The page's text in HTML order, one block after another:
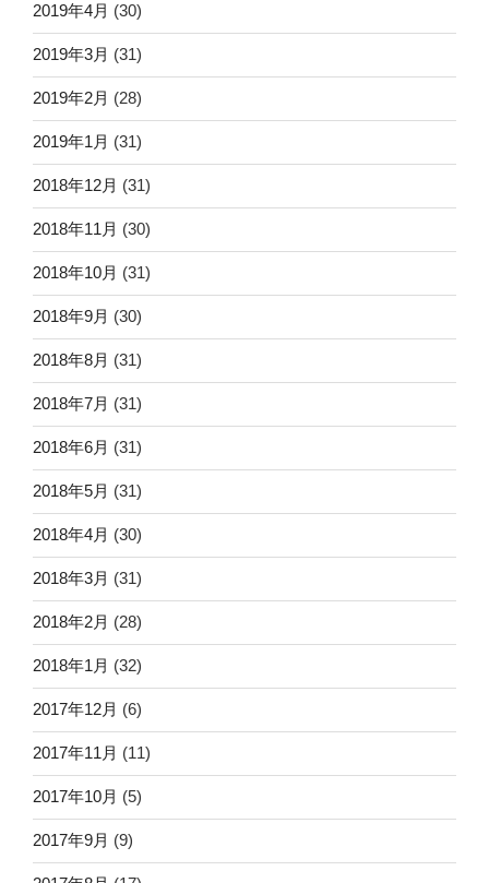
2019年4月 (30)
2019年3月 (31)
2019年2月 (28)
2019年1月 (31)
2018年12月 (31)
2018年11月 (30)
2018年10月 (31)
2018年9月 (30)
2018年8月 (31)
2018年7月 (31)
2018年6月 (31)
2018年5月 (31)
2018年4月 (30)
2018年3月 (31)
2018年2月 (28)
2018年1月 (32)
2017年12月 (6)
2017年11月 (11)
2017年10月 (5)
2017年9月 (9)